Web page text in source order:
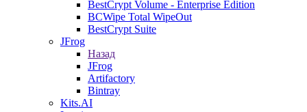
BestCrypt Volume - Enterprise Edition
BCWipe Total WipeOut
BestCrypt Suite
JFrog
Назад
JFrog
Artifactory
Bintray
Kits.AI